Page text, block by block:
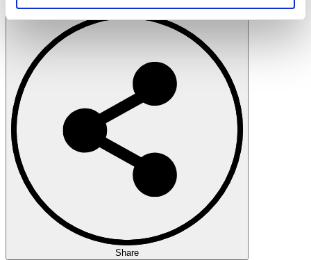
soziale Medien, Werbung und Analysen weiter. Unsere
Partner führen diese Informationen möglicherweise mit
weiteren Daten zusammen, die Sie ihnen bereitgestellt
haben oder die sie im Rahmen Ihrer Nutzung der Dienste
gesammelt haben.
Datenschutzerklärung
Share